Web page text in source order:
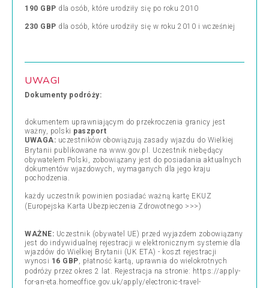
190 GBP dla osób, które urodziły się po roku 2010
230 GBP dla osób, które urodziły się w roku 2010 i wcześniej
UWAGI
Dokumenty podróży:
dokumentem uprawniającym do przekroczenia granicy jest
ważny, polski paszport
UWAGA: uczestników obowiązują zasady wjazdu do Wielkiej
Brytanii publikowane na www.gov.pl . Uczestnik niebędący
obywatelem Polski, zobowiązany jest do posiadania aktualnych
dokumentów wjazdowych, wymaganych dla jego kraju
pochodzenia.
każdy uczestnik powinien posiadać ważną kartę EKUZ
( Europejska Karta Ubezpieczenia Zdrowotnego >>> )
WAŻNE: Uczestnik (obywatel UE) przed wyjazdem zobowiązany
jest do indywidualnej rejestracji w elektronicznym systemie dla
wjazdów do Wielkiej Brytanii (UK ETA) - koszt rejestracji
wynosi 16 GBP, płatność kartą, uprawnia do wielokrotnych
podróży przez okres 2 lat. Rejestracja na stronie: https://apply-
for-an-eta.homeoffice.gov.uk/apply/electronic-travel-